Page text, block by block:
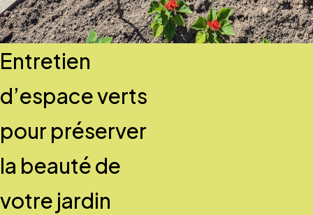
Entretien
d’espace verts
pour préserver
la beauté de
votre jardin